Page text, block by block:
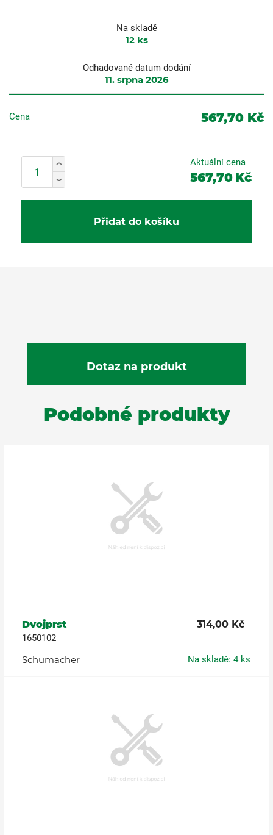
Na skladě
12ks
Odhadované datum dodání
11. srpna 2026
Cena 567,70 Kč
Aktuální cena
567,70 Kč
Přidat do košíku
Podobné produkty
Dvojprst 314,00 Kč
1650102
Schumacher Na skladě: 4 ks